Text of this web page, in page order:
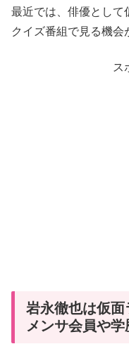
最近では、俳優として
クイズ番組で見る機会
ス
岩永徹也は仮面
メンサ会員や